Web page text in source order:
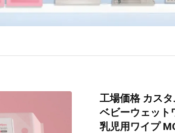
工場価格 カス
ベビーウェット
乳児用ワイプ